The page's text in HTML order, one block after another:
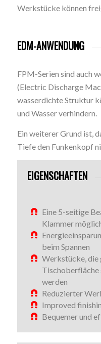
Werkstücke können
EDM-ANWENDUNG
FPM-Serien sind auch
(Electric Discharge
wasserdichte Struktur
und Wasser verhindern.
Ein weiterer Grund ist,
Tiefe den Funkenkopf
EIGENSCHAFTEN
Eine 5-seitige
Klammer
beim Spannen
Werkstücke, die
Tischoberfläche
werden
Reduzierter
Improved
Bequemer und